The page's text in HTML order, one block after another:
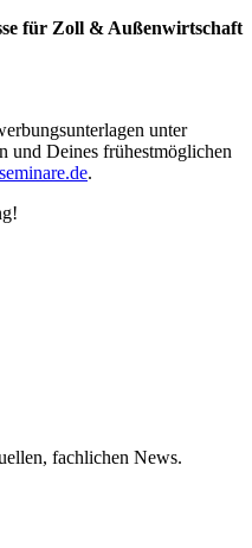
für Zoll & Außenwirtschaft
unter
und Deines frühestmöglichen
.
fachlichen News.